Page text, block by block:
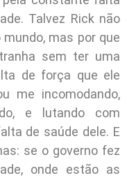
Talvez Rick não
mas por que
sem ter uma
de força que ele
me incomodando,
e lutando com
de saúde dele. E
se o governo fez
onde estão as